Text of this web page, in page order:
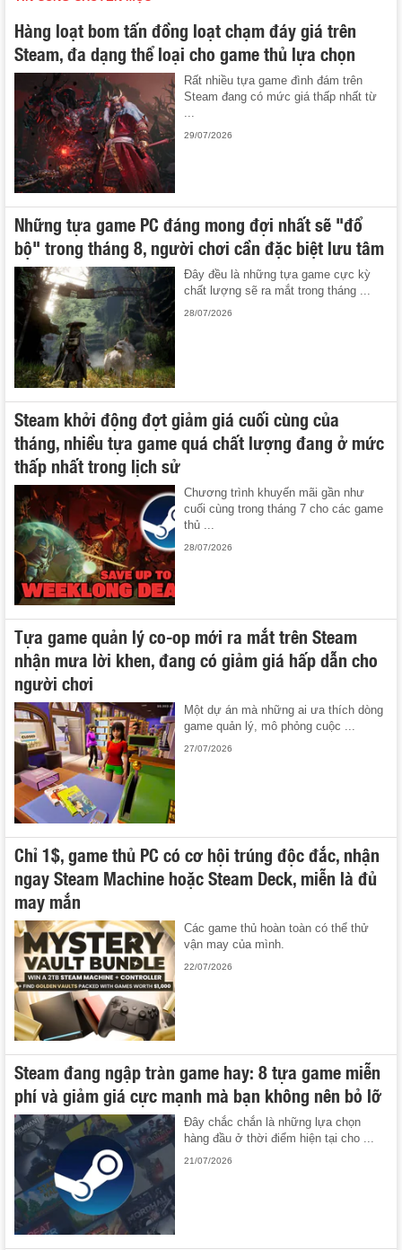
Hàng loạt bom tấn đồng loạt chạm đáy giá trên
Steam, đa dạng thể loại cho game thủ lựa chọn
Rất nhiều tựa game đình đám trên
Steam đang có mức giá thấp nhất từ
...
29/07/2026
Những tựa game PC đáng mong đợi nhất sẽ "đổ
bộ" trong tháng 8, người chơi cần đặc biệt lưu tâm
Đây đều là những tựa game cực kỳ
chất lượng sẽ ra mắt trong tháng ...
28/07/2026
Steam khởi động đợt giảm giá cuối cùng của
tháng, nhiều tựa game quá chất lượng đang ở mức
thấp nhất trong lịch sử
Chương trình khuyến mãi gần như
cuối cùng trong tháng 7 cho các game
thủ ...
28/07/2026
Tựa game quản lý co-op mới ra mắt trên Steam
nhận mưa lời khen, đang có giảm giá hấp dẫn cho
người chơi
Một dự án mà những ai ưa thích dòng
game quản lý, mô phỏng cuộc ...
27/07/2026
Chỉ 1$, game thủ PC có cơ hội trúng độc đắc, nhận
ngay Steam Machine hoặc Steam Deck, miễn là đủ
may mắn
Các game thủ hoàn toàn có thể thử
vận may của mình.
22/07/2026
Steam đang ngập tràn game hay: 8 tựa game miễn
phí và giảm giá cực mạnh mà bạn không nên bỏ lỡ
Đây chắc chắn là những lựa chọn
hàng đầu ở thời điểm hiện tại cho ...
21/07/2026